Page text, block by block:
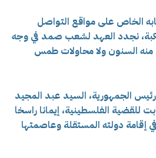
الخاص على مواقع التواصل
نجدد العهد لشعب صمد في وجه
منه السنون ولا محاولات طمس
الجمهورية، السيد عبد المجيد
للقضية الفلسطينية، إيمانا راسخا
دولته المستقلة وعاصمتها